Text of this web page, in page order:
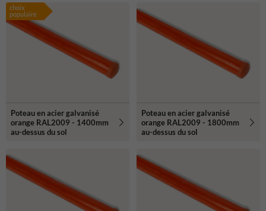
choix
populaire
Poteau en acier galvanisé
orange RAL2009 - 1400mm
au-dessus du sol
Poteau en acier galvanisé
orange RAL2009 - 1800mm
au-dessus du sol